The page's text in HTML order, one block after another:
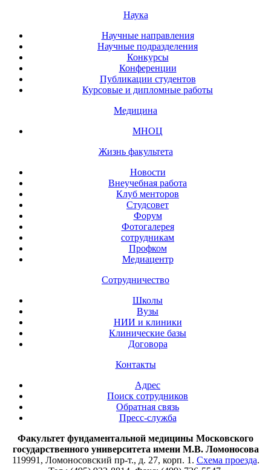
Наука
Научные направления
Научные подразделения
Конкурсы
Конференции
Публикации студентов
Курсовые и дипломные работы
Медицина
МНОЦ
Жизнь факультета
Новости
Внеучебная работа
Клуб менторов
Студсовет
Форум
Фотогалерея
сотрудникам
Профком
Медиацентр
Сотрудничество
Школы
Вузы
НИИ и клиники
Клинические базы
Договора
Контакты
Адрес
Поиск сотрудников
Обратная связь
Пресс-служба
Факультет фундаментальной медицины Московского
государственного университета имени М.В. Ломоносова
119991, Ломоносовский пр-т., д. 27, корп. 1. Схема проезда.